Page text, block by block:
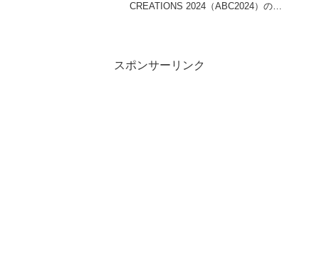
CREATIONS 2024（ABC2024）の
スポンサーリンク